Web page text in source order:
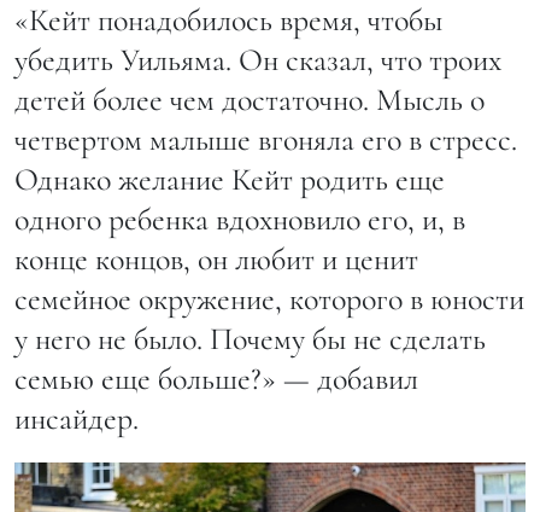
«Кейт понадобилось время, чтобы
убедить Уильяма. Он сказал, что троих
детей более чем достаточно. Мысль о
четвертом малыше вгоняла его в стресс.
Однако желание Кейт родить еще
одного ребенка вдохновило его, и, в
конце концов, он любит и ценит
семейное окружение, которого в юности
у него не было. Почему бы не сделать
семью еще больше?» — добавил
инсайдер.